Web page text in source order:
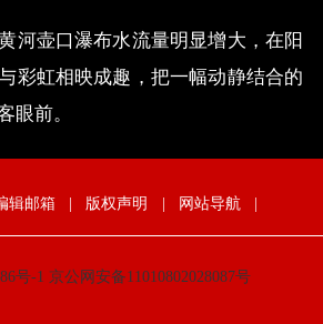
河壶口瀑布水流量明显增大，在阳
彩虹相映成趣，把一幅动静结合的
眼前。
辑邮箱 | 版权声明 | 网站导航 |
号-1 京公网安备11010802028087号